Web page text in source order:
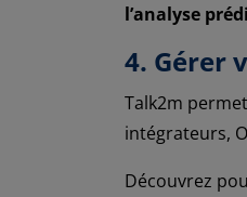
l’analyse
4. Gérer
Talk2m
intégrateurs,
Découvrez